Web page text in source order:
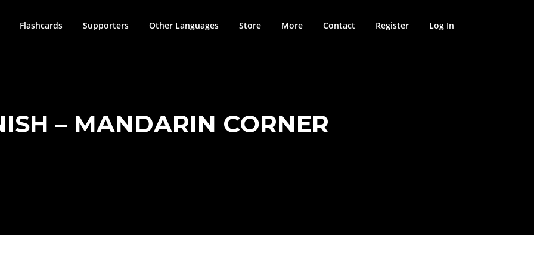
Flashcards Supporters Other Languages Store More Contact Register Log In
– MANDARIN CORNER